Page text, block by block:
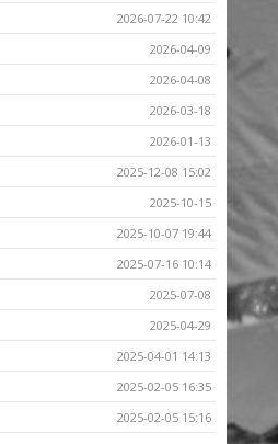
2026-07-22 10:42
2026-04-09
2026-04-08
2026-03-18
2026-01-13
2025-12-08 15:02
2025-10-15
2025-10-07 19:44
2025-07-16 10:14
2025-07-08
2025-04-29
2025-04-01 14:13
2025-02-05 16:35
2025-02-05 15:16